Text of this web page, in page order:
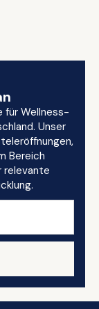
für Wellness-
Unser
Bereich
relevante